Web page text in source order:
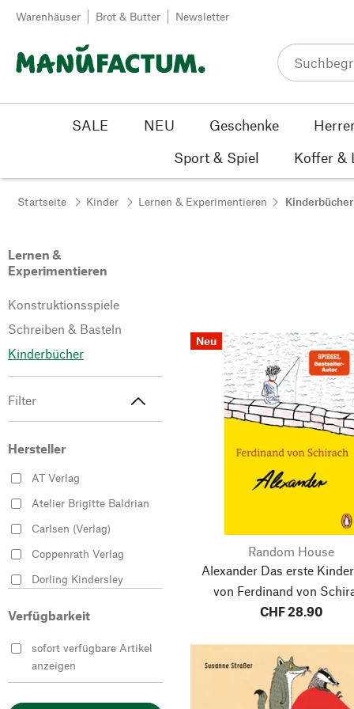
Zum Inhalt springen
Warenhäuser Brot & Butter Newsletter
SALE NEU Geschenke
Sport & Spiel
Koffer &
Startseite Kinder Lernen & Experimentieren Kinderbücher
Lernen &
Experimentieren
Konstruktionsspiele
Schreiben & Basteln
Kinderbücher
Filter
Hersteller
AT Verlag
Atelier Brigitte Baldrian
Carlsen (Verlag)
Coppenrath Verlag
Dorling Kindersley
Dr. Oetker - ein Verlag
Gerstenberg Verlag
Verfügbarkeit
sofort verfügbare Artikel
anzeigen
Neu
Random House
AlexanderDas erste
von Ferdinand von
CHF 28.90